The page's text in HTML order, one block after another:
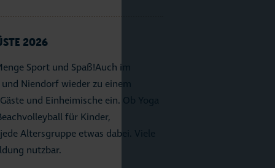
2026
Sport und Spaß!Auch im
Niendorf wieder zu einem
und Einheimische ein. Ob Yoga
für Kinder,
Altersgruppe etwas dabei. Viele
nutzbar.